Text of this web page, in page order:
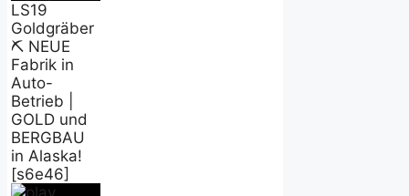
LS19
Goldgräber
⛏️ NEUE
Fabrik in
Auto-
Betrieb |
GOLD und
BERGBAU
in Alaska!
[s6e46]